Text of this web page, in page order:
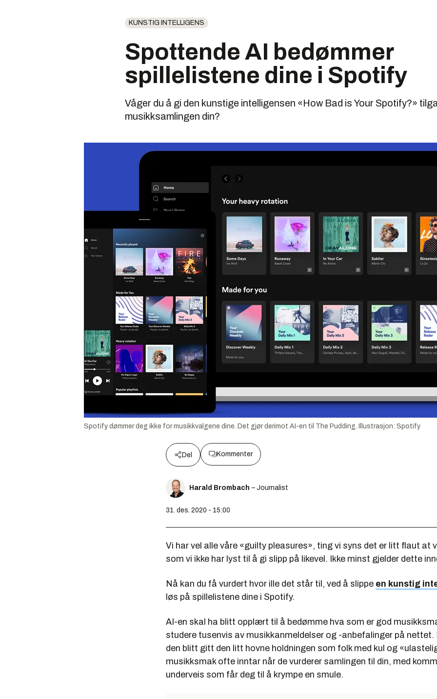
KUNSTIG INTELLIGENS
Spottende AI bedømmer
spillelistene dine i Spotify
Våger du å gi den kunstige intelligensen «How Bad is Your Spotify?»
musikksamlingen din?
Spotify dømmer deg ikke for musikkvalgene dine. Det gjør derimot AI-en til The Pudding. Illustrasjon: Spotify
Del Kommenter
Harald Brombach – Journalist
31. des. 2020 - 15:00
Vi har vel alle våre «guilty pleasures», ting vi syns det er litt flaut at
som vi ikke har lyst til å gi slipp på likevel. Ikke minst gjelder dette
Nå kan du få vurdert hvor ille det står til, ved å slippe en kunstig
løs på spillelistene dine i Spotify.
AI-en skal ha blitt opplært til å bedømme hva som er god
studere tusenvis av musikkanmeldelser og -anbefalinger på nettet.
den blitt gitt den litt hovne holdningen som folk med kul og
musikksmak ofte inntar når de vurderer samlingen til din, med
underveis som får deg til å krympe en smule.